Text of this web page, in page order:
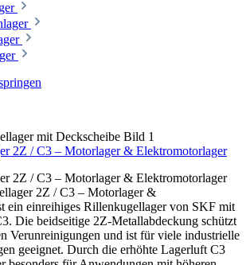
2Z / C3 – Motorlager & Elektromotorlager
2Z / C3 – Motorlager & Elektromotorlager
2Z / C3 – Motorlager &
ein einreihiges Rillenkugellager von SKF mit
Die beidseitige 2Z-Metallabdeckung schützt
Verunreinigungen und ist für viele industrielle
geeignet. Durch die erhöhte Lagerluft C3